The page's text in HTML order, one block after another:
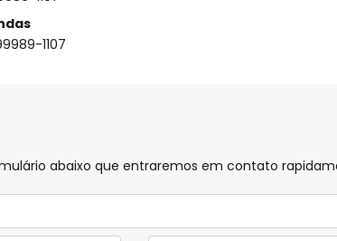
1107
abaixo que entraremos em contato